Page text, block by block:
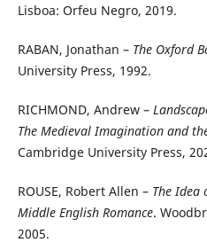
Lisboa: Orfeu Negro, 2019.
RABAN, Jonathan – The Oxford
University Press, 1992.
RICHMOND, Andrew –
The Medieval Imagination and
Cambridge University Press,
ROUSE, Robert Allen – The Idea
Middle English Romance.
2005.